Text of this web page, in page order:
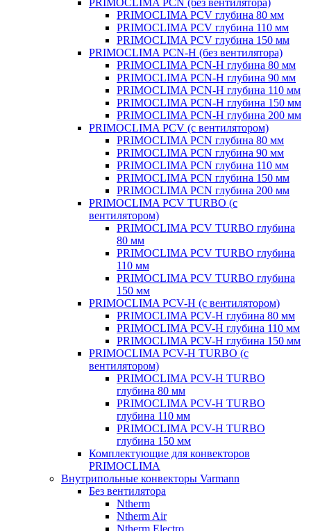
PRIMOCLIMA PCN (без вентилятора)
PRIMOCLIMA PCV глубина 80 мм
PRIMOCLIMA PCV глубина 110 мм
PRIMOCLIMA PCV глубина 150 мм
PRIMOCLIMA PCN-H (без вентилятора)
PRIMOCLIMA PCN-H глубина 80 мм
PRIMOCLIMA PCN-H глубина 90 мм
PRIMOCLIMA PCN-H глубина 110 мм
PRIMOCLIMA PCN-H глубина 150 мм
PRIMOCLIMA PCN-H глубина 200 мм
PRIMOCLIMA PCV (c вентилятором)
PRIMOCLIMA PCN глубина 80 мм
PRIMOCLIMA PCN глубина 90 мм
PRIMOCLIMA PCN глубина 110 мм
PRIMOCLIMA PCN глубина 150 мм
PRIMOCLIMA PCN глубина 200 мм
PRIMOCLIMA PCV TURBO (c
вентилятором)
PRIMOCLIMA PCV TURBO глубина
80 мм
PRIMOCLIMA PCV TURBO глубина
110 мм
PRIMOCLIMA PCV TURBO глубина
150 мм
PRIMOCLIMA PCV-H (c вентилятором)
PRIMOCLIMA PCV-H глубина 80 мм
PRIMOCLIMA PCV-H глубина 110 мм
PRIMOCLIMA PCV-H глубина 150 мм
PRIMOCLIMA PCV-H TURBO (c
вентилятором)
PRIMOCLIMA PCV-H TURBO
глубина 80 мм
PRIMOCLIMA PCV-H TURBO
глубина 110 мм
PRIMOCLIMA PCV-H TURBO
глубина 150 мм
Комплектующие для конвекторов
PRIMOCLIMA
Внутрипольные конвекторы Varmann
Без вентилятора
Ntherm
Ntherm Air
Ntherm Electro